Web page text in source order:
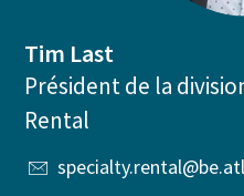
Tim Last
Président de la
Rental